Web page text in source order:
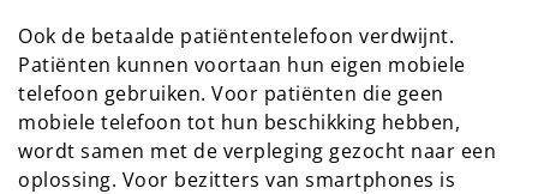
Ook de betaalde patiëntentelefoon verdwijnt.
Patiënten kunnen voortaan hun eigen mobiele
telefoon gebruiken. Voor patiënten die geen
mobiele telefoon tot hun beschikking hebben,
wordt samen met de verpleging gezocht naar een
oplossing. Voor bezitters van smartphones is